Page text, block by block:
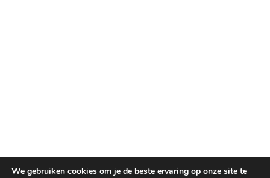
We gebruiken cookies om je de beste ervaring op onze site te